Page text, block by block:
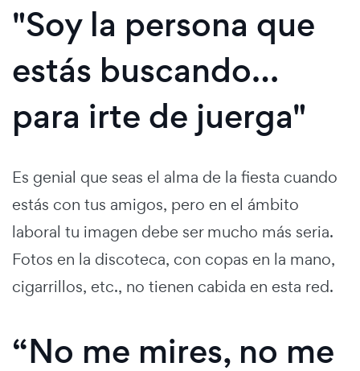
"Soy la persona que
estás buscando…
para irte de juerga"
Es genial que seas el alma de la fiesta cuando
estás con tus amigos, pero en el ámbito
laboral tu imagen debe ser mucho más seria.
Fotos en la discoteca, con copas en la mano,
cigarrillos, etc., no tienen cabida en esta red.
“No me mires, no me